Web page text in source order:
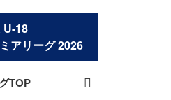
U-18
アリーグ 2026
TOP